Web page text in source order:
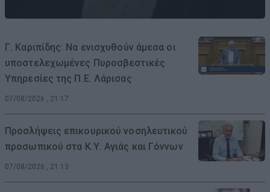
Γ. Καριπίδης: Να ενισχυθούν άμεσα οι
υποστελεχωμένες Πυροσβεστικές
Υπηρεσίες της Π.Ε. Λάρισας
07/08/2026 , 21:17
Προσλήψεις επικουρικού νοσηλευτικού
προσωπικού στα Κ.Υ. Αγιάς και Γόννων
07/08/2026 , 21:13